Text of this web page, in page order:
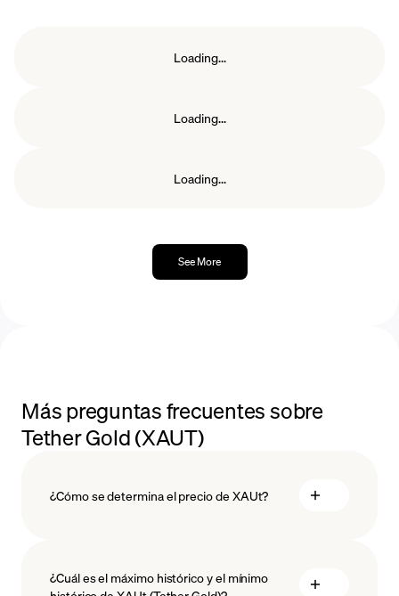
Loading...
Loading...
Loading...
See More
Más preguntas frecuentes sobre
Tether Gold (XAUT)
¿Cómo se determina el precio de XAUt?
¿Cuál es el máximo histórico y el mínimo